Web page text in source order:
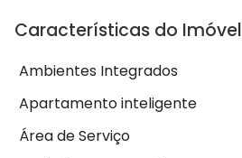
Características do Imóvel
Ambientes Integrados
Apartamento inteligente
Área de Serviço